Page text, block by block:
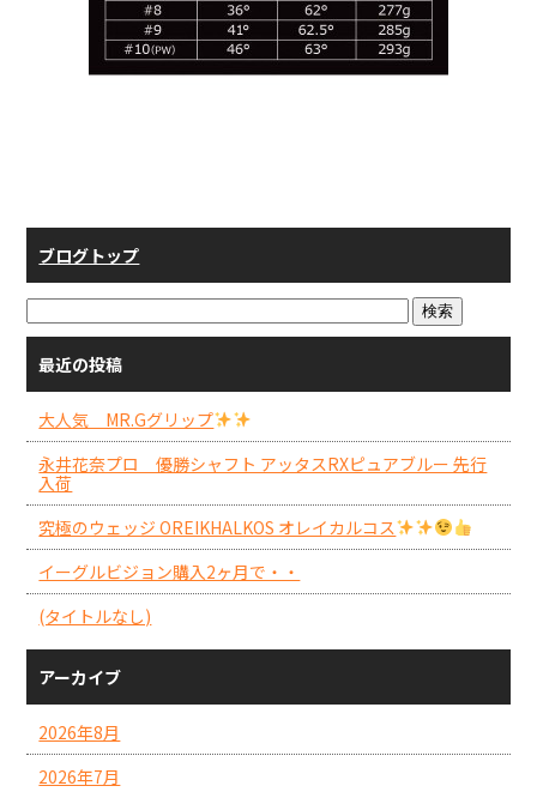
ブログトップ
最近の投稿
大人気 MR.Gグリップ
永井花奈プロ 優勝シャフト アッタスRXピュアブルー 先行
入荷
究極のウェッジ OREIKHALKOS オレイカルコス
イーグルビジョン購入2ヶ月で・・
(タイトルなし)
アーカイブ
2026年8月
2026年7月